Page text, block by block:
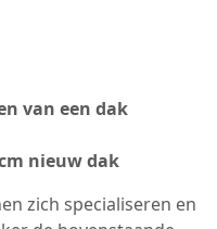
van een dak
nieuw dak
zich specialiseren en